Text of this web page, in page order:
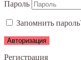
Пароль
Запомнить
Регистрация